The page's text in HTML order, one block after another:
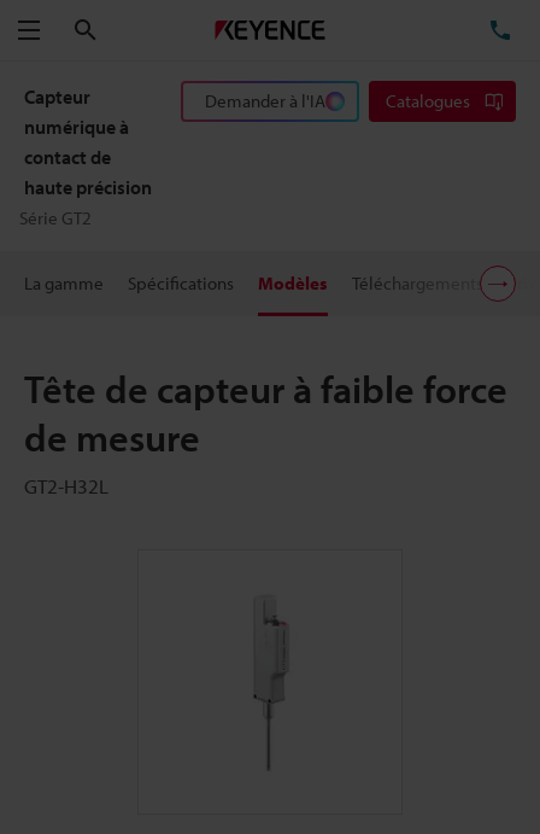
Menu
Capteur
numérique à
contact de
haute précision
Série GT2
Demander à l'IA Catalogues
La gamme Spécifications Modèles Téléchargements Prix
Tête de capteur à faible force
de mesure
GT2-H32L